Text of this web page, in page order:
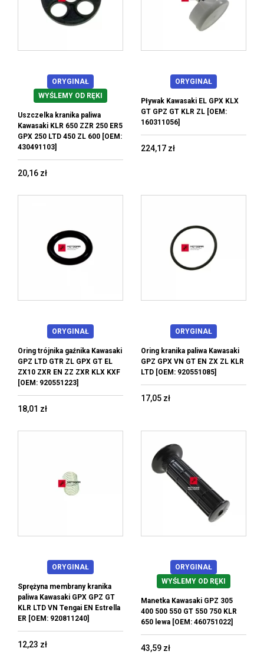
ORYGINAŁ
WYŚLEMY OD RĘKI
Uszczelka kranika paliwa
Kawasaki KLR 650 ZZR 250 ER5
GPX 250 LTD 450 ZL 600 [OEM:
430491103]
20,16 zł
ORYGINAŁ
Pływak Kawasaki EL GPX KLX
GT GPZ GT KLR ZL [OEM:
160311056]
224,17 zł
ORYGINAŁ
Oring trójnika gaźnika Kawasaki
GPZ LTD GTR ZL GPX GT EL
ZX10 ZXR EN ZZ ZXR KLX KXF
[OEM: 920551223]
18,01 zł
ORYGINAŁ
Oring kranika paliwa Kawasaki
GPZ GPX VN GT EN ZX ZL KLR
LTD [OEM: 920551085]
17,05 zł
ORYGINAŁ
Sprężyna membrany kranika
paliwa Kawasaki GPX GPZ GT
KLR LTD VN Tengai EN Estrella
ER [OEM: 920811240]
12,23 zł
ORYGINAŁ
WYŚLEMY OD RĘKI
Manetka Kawasaki GPZ 305
400 500 550 GT 550 750 KLR
650 lewa [OEM: 460751022]
43,59 zł